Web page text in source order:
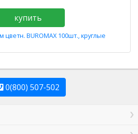
купить
BUROMAX 100шт., круглые
0(800) 507-502